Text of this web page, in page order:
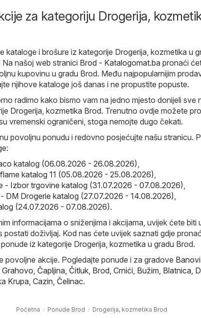
za kategoriju Drogerija,
kataloge i brošure iz kategorije Drogerija, kozmetika u
našoj web stranici Brod - Katalogomat.ba pronaći
kupovinu u gradu Brod. Među najpopularnijim
njihove kataloge još danas i ne propustite popuste.
radimo kako bismo vam na jedno mjesto donijeli sve
Drogerija, kozmetika Brod. Trenutno ovdje možete
vremenski ograničeni, stoga nemojte dugo čekati.
povoljnu ponudu i redovno posjećujte našu stranicu.
katalog (06.08.2026 - 26.08.2026),
katalog 11 (05.08.2026 - 25.08.2026),
- Izbor trgovine katalog (31.07.2026 - 07.08.2026),
DM Drogerie katalog (27.07.2026 - 14.08.2026),
(24.07.2026 - 07.08.2026).
informacijama o sniženjima i akcijama, uvijek ćete biti
postati doživljaj. Kod nas ćete uvijek saznati gdje
iz kategorije Drogerija, kozmetika u gradu Brod.
povoljne akcije. Pogledajte ponude i za gradove
, Čapljina, Čitluk, Brod, Crnići, Bužim, Blatnica,
Krupa, Cazin, Čelinac.
Početna Ponude Brod Drogerija, kozmetika Brod